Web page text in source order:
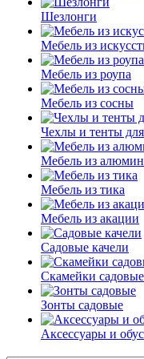
Шезлонги
Мебель из
Мебель из роупа
Мебель из сосны
Чехлы и тенты
Мебель из
Мебель из тика
Мебель из акации
Садовые качели
Скамейки садовые
Зонты садовые
Аксессуары и